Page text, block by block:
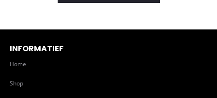
INFORMATIEF
Home
Shop